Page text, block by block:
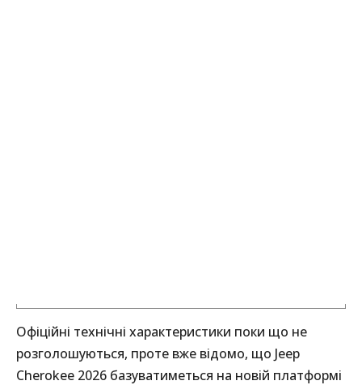
Офіційні технічні характеристики поки що не
розголошуються, проте вже відомо, що Jeep
Cherokee 2026 базуватиметься на новій платформі